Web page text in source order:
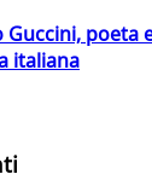
Guccini, poeta
italiana